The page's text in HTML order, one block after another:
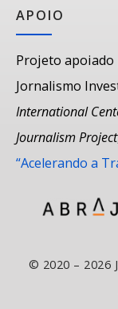
APOIO
Projeto apoiado
Jornalismo
International
Journalism Project
“Acelerando a
© 2020 – 2026